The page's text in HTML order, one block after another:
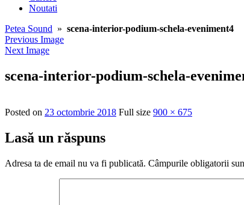
Noutati
Petea Sound » scena-interior-podium-schela-eveniment4
Previous Image
Next Image
scena-interior-podium-schela-
Posted on 23 octombrie 2018 Full size 900 × 675
Lasă un răspuns
Adresa ta de email nu va fi publicată. Câmpurile obligatorii